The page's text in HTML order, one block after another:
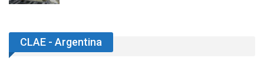
CLAE - Argentina